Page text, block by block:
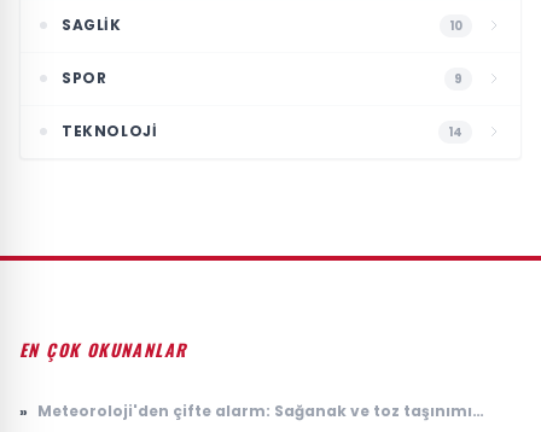
SAGLIK 10
SPOR 9
TEKNOLOJI 14
EN ÇOK OKUNANLAR
» Meteoroloji'den çifte alarm: Sağanak ve toz taşınımı